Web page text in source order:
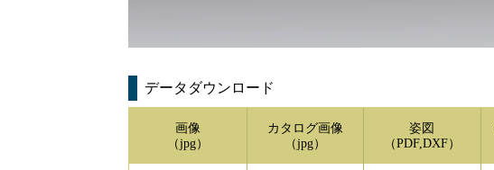
データダウンロード
画像
（jpg）
カタログ画像
（jpg）
姿図
（PDF,DXF）